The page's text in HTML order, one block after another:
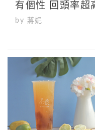
有個性 回頭率超
by 蔣妮